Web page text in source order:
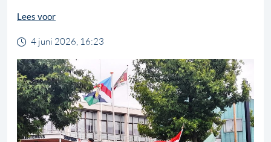
Lees voor
4 juni 2026, 16:23